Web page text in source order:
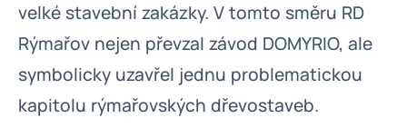
velké stavební zakázky. V tomto směru RD
Rýmařov nejen převzal závod DOMYRIO, ale
symbolicky uzavřel jednu problematickou
kapitolu rýmařovských dřevostaveb.